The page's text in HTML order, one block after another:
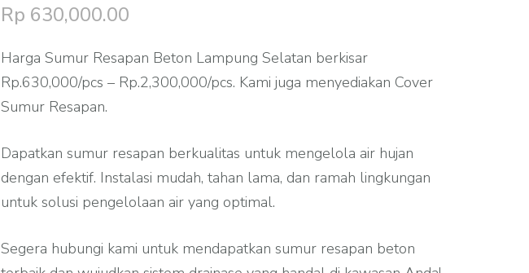
Rp 630,000.00
Harga Sumur Resapan Beton Lampung Selatan berkisar
Rp.630,000/pcs – Rp.2,300,000/pcs. Kami juga menyediakan Cover
Sumur Resapan.
Dapatkan sumur resapan berkualitas untuk mengelola air hujan
dengan efektif. Instalasi mudah, tahan lama, dan ramah lingkungan
untuk solusi pengelolaan air yang optimal.
Segera hubungi kami untuk mendapatkan sumur resapan beton